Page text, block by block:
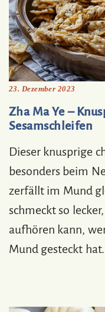
23. Dezember 2023
Zha Ma Ye –
Sesamschleifen
Dieser knusprige
besonders beim
zerfällt im Mund
schmeckt so
aufhören kann,
Mund gesteckt hat.